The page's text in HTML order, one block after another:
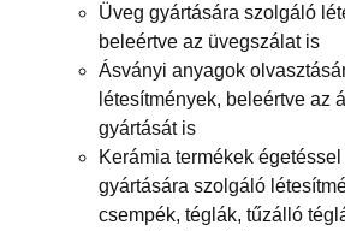
Üveg gyártására szolgáló
beleértve az üvegszálat is
Ásványi anyagok
létesítmények, beleértve az
gyártását is
Kerámia termékek
gyártására szolgáló
csempék, téglák, tűzálló